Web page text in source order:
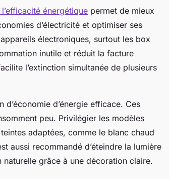
énergétique permet de mieux
d’électricité et optimiser ses
électroniques, surtout les box
inutile et réduit la facture
l’extinction simultanée de plusieurs
d’économie d’énergie efficace. Ces
peu. Privilégier les modèles
adaptées, comme le blanc chaud
aussi recommandé d’éteindre la lumière
grâce à une décoration claire.